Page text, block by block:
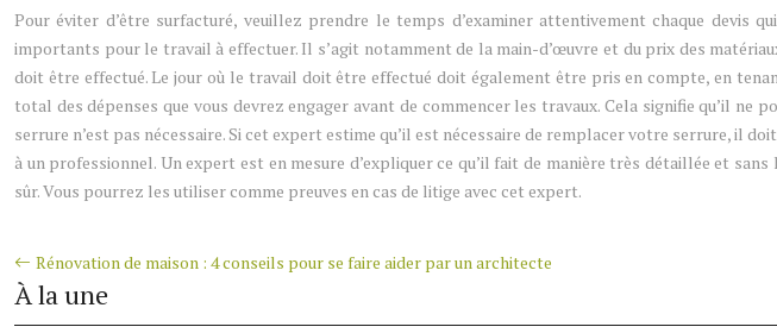
Pour éviter d’être surfacturé, veuillez prendre le temps d’examiner attentivement chaque devis
importants pour le travail à effectuer. Il s’agit notamment de la main-d’œuvre et du prix des
doit être effectué. Le jour où le travail doit être effectué doit également être pris en compte, en
total des dépenses que vous devrez engager avant de commencer les travaux. Cela signifie qu’il
serrure n’est pas nécessaire. Si cet expert estime qu’il est nécessaire de remplacer votre serrure, il
à un professionnel. Un expert est en mesure d’expliquer ce qu’il fait de manière très détaillée et
sûr. Vous pourrez les utiliser comme preuves en cas de litige avec cet expert.
Rénovation de maison : 4 conseils pour se faire aider par un architecte
À la une